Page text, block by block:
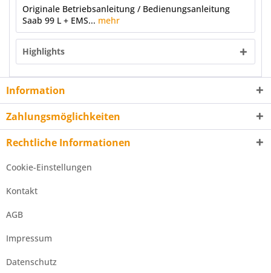
Originale Betriebsanleitung / Bedienungsanleitung
Saab 99 L + EMS... mehr
Highlights
Information
Zahlungsmöglichkeiten
Rechtliche Informationen
Cookie-Einstellungen
Kontakt
AGB
Impressum
Datenschutz